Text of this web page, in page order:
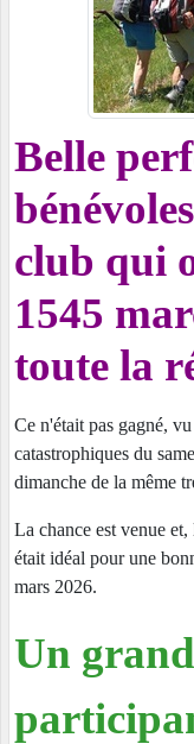
Belle
club qui
1545
toute la
Ce n'était pas gagné,
catastrophiques du
dimanche de la même
La chance est venue
était idéal pour une
mars
Un